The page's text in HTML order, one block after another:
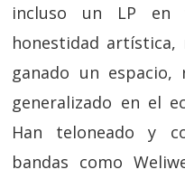
incluso un LP en
honestidad artística,
ganado un espacio,
generalizado en el
Han teloneado y
bandas como